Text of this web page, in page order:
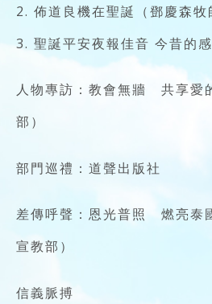
2. 佈道良機在聖誕（鄧慶森牧
3. 聖誕平安夜報佳音 今昔的
人物專訪：教會無牆 共享愛
部）
部門巡禮：道聲出版社
差傳呼聲：恩光普照 燃亮泰
宣教部）
信義脈搏